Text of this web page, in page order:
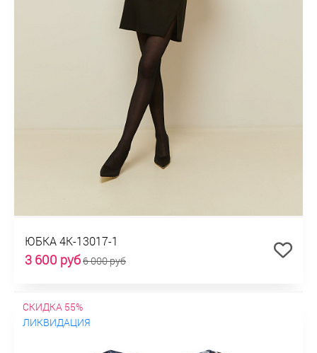
ЮБКА 4К-13017-1
3 600 руб6 000 руб
СКИДКА 55%
ЛИКВИДАЦИЯ